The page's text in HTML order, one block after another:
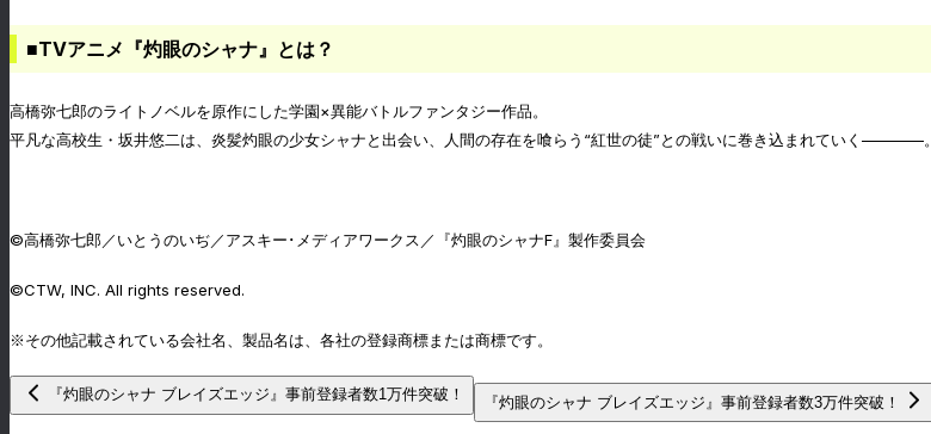
■TVアニメ『灼眼のシャナ』とは？
高橋弥七郎のライトノベルを原作にした学園×異能バトルファンタジー作品。
平凡な高校生・坂井悠二は、炎髪灼眼の少女シャナと出会い、人間の存在を喰らう“紅世の徒”との戦いに巻き込まれていく————。
©高橋弥七郎／いとうのいぢ／アスキー･メディアワークス／『灼眼のシャナF』製作委員会
©CTW, INC. All rights reserved.
※その他記載されている会社名、製品名は、各社の登録商標または商標です。
『灼眼のシャナ ブレイズエッジ』事前登録者数1万件突破！ 『灼眼のシャナ ブレイズエッジ』事前登録者数3万件突破！